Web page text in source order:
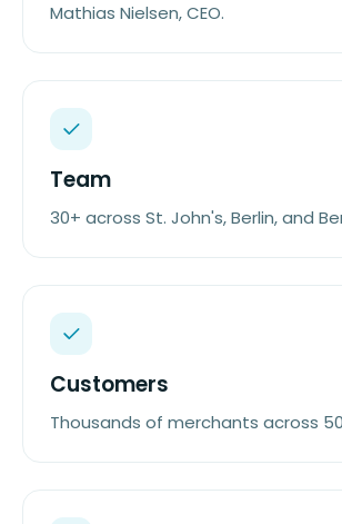
Mathias Nielsen, CEO.
Team
30+ across St. John's, Berlin, and
Customers
Thousands of merchants across